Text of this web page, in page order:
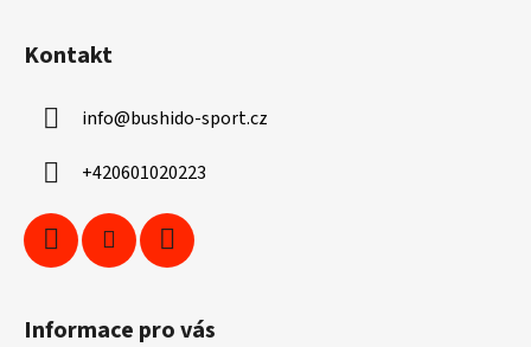
Kontakt
info@bushido-sport.cz
+420601020223
Informace pro vás